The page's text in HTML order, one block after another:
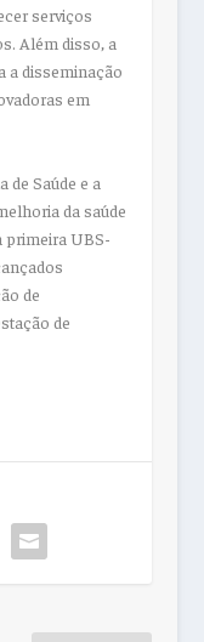
serviços
Além disso, a
a disseminação
em
de Saúde e a
da saúde
primeira UBS-
de
de